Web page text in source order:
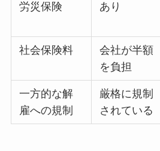
労災保険 あり
社会保険料
会社が半額
を負担
一方的な解
雇への規制
厳格に規制
されている